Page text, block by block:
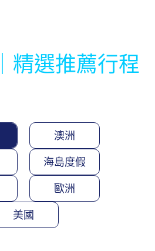
精選推薦行程
澳洲
海島度假
歐洲
美國